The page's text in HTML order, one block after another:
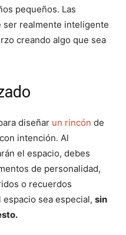
pequeños. Las
realmente inteligente
creando algo que sea
diseñar un rincón de
intención. Al
el espacio, debes
de personalidad,
o recuerdos
sea especial, sin